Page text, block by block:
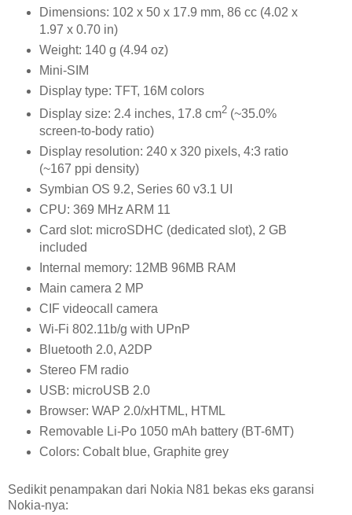
Dimensions: 102 x 50 x 17.9 mm, 86 cc (4.02 x
1.97 x 0.70 in)
Weight: 140 g (4.94 oz)
Mini-SIM
Display type: TFT, 16M colors
Display size: 2.4 inches, 17.8 cm2(~35.0%
screen-to-body ratio)
Display resolution: 240 x 320 pixels, 4:3 ratio
(~167 ppi density)
Symbian OS 9.2, Series 60 v3.1 UI
CPU: 369 MHz ARM 11
Card slot: microSDHC (dedicated slot), 2 GB
included
Internal memory: 12MB 96MB RAM
Main camera 2 MP
CIF videocall camera
Wi-Fi 802.11b/g with UPnP
Bluetooth 2.0, A2DP
Stereo FM radio
USB: microUSB 2.0
Browser: WAP 2.0/xHTML, HTML
Removable Li-Po 1050 mAh battery (BT-6MT)
Colors: Cobalt blue, Graphite grey
Sedikit penampakan dari Nokia N81 bekas eks garansi
Nokia-nya: